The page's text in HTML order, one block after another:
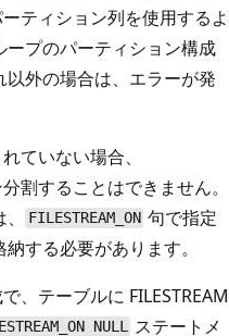
ティション列を使用するよ
ープのパーティション構成
外の場合は、エラーが発
ていない場合、
割することはできません。
FILESTREAM_ON 句で指定
する必要があります。
、テーブルに FILESTREAM
NULL ステートメ